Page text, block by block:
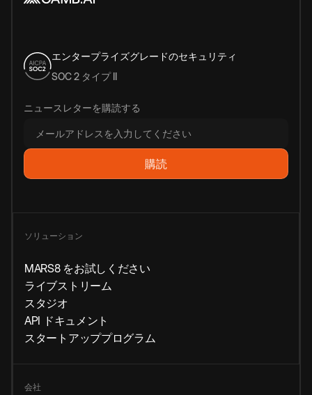
エンタープライズグレードのセキュリティ
SOC 2 タイプ II
ニュースレターを購読する
ソリューション
MARS8 をお試しください
ライブストリーム
スタジオ
API ドキュメント
スタートアッププログラム
会社